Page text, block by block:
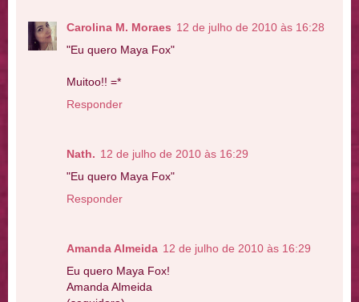
Carolina M. Moraes 12 de julho de 2010 às 16:28
"Eu quero Maya Fox"
Muitoo!! =*
Responder
Nath. 12 de julho de 2010 às 16:29
"Eu quero Maya Fox"
Responder
Amanda Almeida 12 de julho de 2010 às 16:29
Eu quero Maya Fox!
Amanda Almeida